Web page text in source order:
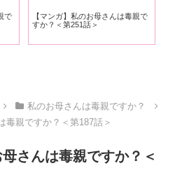
で
【マンガ】私のお母さんは毒親で
すか？＜第251話＞
私のお母さんは毒親ですか？
毒親ですか？＜第187話＞
母さんは毒親ですか？＜